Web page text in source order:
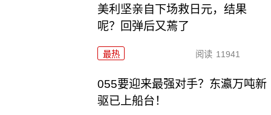
美利坚亲自下场救日元，结果
呢？回弹后又蔫了
最热 阅读 11941
055要迎来最强对手？东瀛万吨新
驱已上船台！